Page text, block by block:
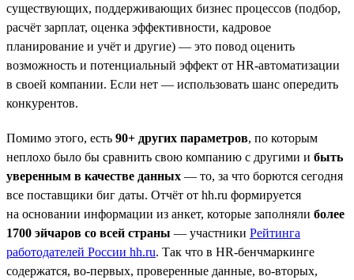
существующих, поддерживающих бизнес процессов (подбор,
расчёт зарплат, оценка эффективности, кадровое
планирование и учёт и другие) — это повод оценить
возможность и потенциальный эффект от HR-автоматизации
в своей компании. Если нет — использовать шанс опередить
конкурентов.
Помимо этого, есть 90+ других параметров, по которым
неплохо было бы сравнить свою компанию с другими и быть
уверенным в качестве данных — то, за что борются сегодня
все поставщики биг даты. Отчёт от hh.ru формируется
на основании информации из анкет, которые заполняли более
1700 эйчаров со всей страны — участники Рейтинга
работодателей России hh.ru. Так что в HR-бенчмаркинге
содержатся, во-первых, проверенные данные, во-вторых,